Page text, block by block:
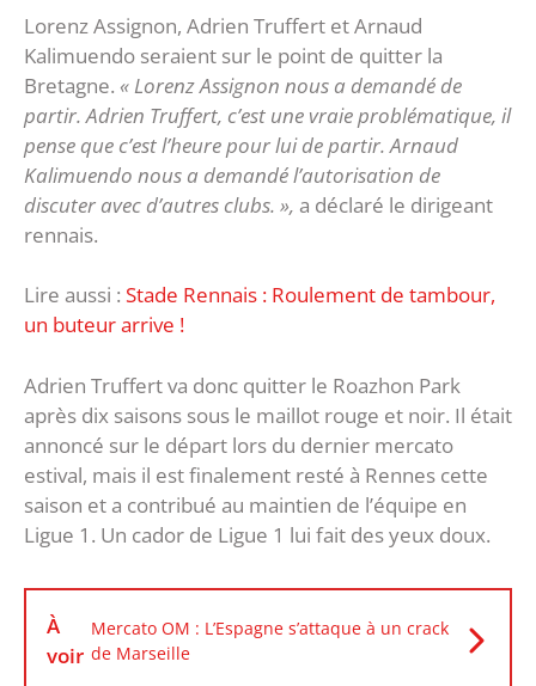
Lorenz Assignon, Adrien Truffert et Arnaud
Kalimuendo seraient sur le point de quitter la
Bretagne. « Lorenz Assignon nous a demandé de
partir. Adrien Truffert, c’est une vraie problématique, il
pense que c’est l’heure pour lui de partir. Arnaud
Kalimuendo nous a demandé l’autorisation de
discuter avec d’autres clubs. », a déclaré le dirigeant
rennais.
Lire aussi : Stade Rennais : Roulement de tambour,
un buteur arrive !
Adrien Truffert va donc quitter le Roazhon Park
après dix saisons sous le maillot rouge et noir. Il était
annoncé sur le départ lors du dernier mercato
estival, mais il est finalement resté à Rennes cette
saison et a contribué au maintien de l’équipe en
Ligue 1. Un cador de Ligue 1 lui fait des yeux doux.
À
voir
Mercato OM : L’Espagne s’attaque à un crack
de Marseille